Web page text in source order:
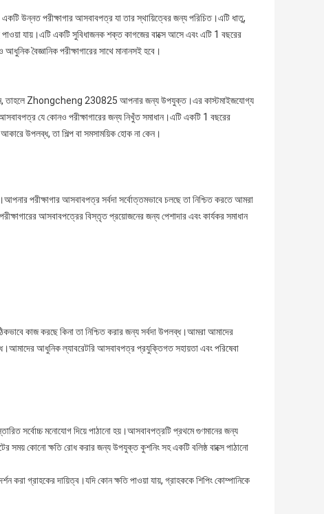
একটি উন্নত পরীক্ষাগার আসবাবপত্র যা তার স্থায়িত্বের জন্য পরিচিত।এটি ধাতু,
যায়।এটি একটি সুবিধাজনক শক্ত কাগজের বাক্সে আসে এবং এটি 1 বছরের
বৈজ্ঞানিক পরীক্ষাগারের সাথে মানানসই হবে।
তাহলে Zhongcheng 230825 আপনার জন্য উপযুক্ত।এর কাস্টমাইজযোগ্য
যে কোনও পরীক্ষাগারের জন্য নিখুঁত সমাধান।এটি একটি 1 বছরের
উপলব্ধ, তা শিল্প বা সমসাময়িক হোক না কেন।
পরীক্ষাগার আসবাবপত্র সর্বদা সর্বোত্তমভাবে চলছে তা নিশ্চিত করতে আমরা
আসবাবপত্রের বিস্তৃত প্রয়োজনের জন্য পেশাদার এবং কার্যকর সমাধান
কাজ করছে কিনা তা নিশ্চিত করার জন্য সর্বদা উপলব্ধ।আমরা আমাদের
আধুনিক ল্যাবরেটরি আসবাবপত্র প্রযুক্তিগত সহায়তা এবং পরিষেবা
সর্বোচ্চ মনোযোগ দিয়ে পাঠানো হয়।আসবাবপত্রটি প্রথমে গুণমানের জন্য
সময় কোনো ক্ষতি রোধ করার জন্য উপযুক্ত কুশনিং সহ একটি বলিষ্ঠ বাক্সে পাঠানো
গ্রাহকের দায়িত্ব।যদি কোন ক্ষতি পাওয়া যায়, গ্রাহককে শিপিং কোম্পানিকে